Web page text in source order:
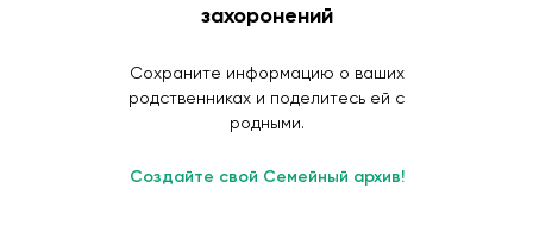
захоронений
Сохраните информацию о ваших
родственниках и поделитесь ей с
родными.
Создайте свой Семейный архив!